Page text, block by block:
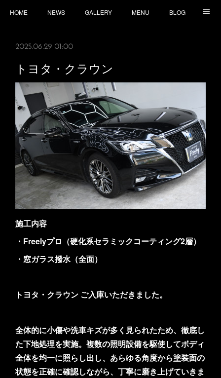
HOME NEWS GALLERY MENU BLOG
2025.06.29 01:00
トヨタ・クラウン
施工内容
・Freelyプロ（硬化系セラミックコーティング2層）
・窓ガラス撥水（全面）
トヨタ・クラウン ご入庫いただきました。
全体的に小傷や洗車キズが多く見られたため、徹底し
た下地処理を実施。複数の照明設備を駆使してボディ
全体を均一に照らし出し、あらゆる角度から塗装面の
状態を正確に確認しながら、丁寧に磨き上げていきま